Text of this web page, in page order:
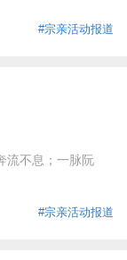
#宗亲活动报道
流不息；一脉阮
#宗亲活动报道